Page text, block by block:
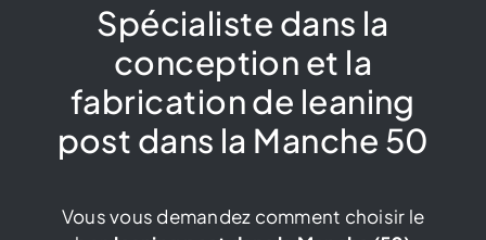
Nautisme
Habitat
Spécialiste dans la
conception et la
fabrication de leaning
post dans la Manche 50
Vous vous demandez comment choisir le